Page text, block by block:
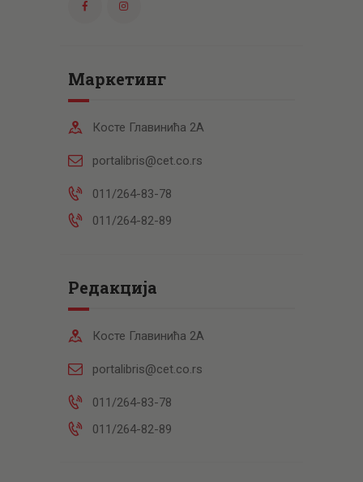
Маркетинг
Косте Главинића 2А
portalibris@cet.co.rs
011/264-83-78
011/264-82-89
Редакција
Косте Главинића 2А
portalibris@cet.co.rs
011/264-83-78
011/264-82-89